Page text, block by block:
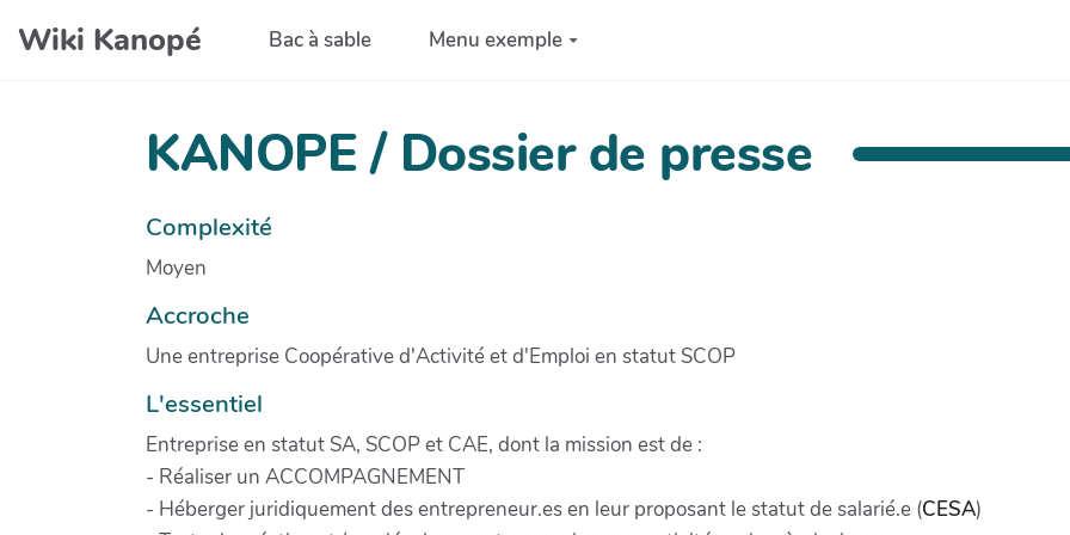
Aller au contenu principal
Wiki Kanopé Bac à sable Menu exemple
KANOPE / Dossier de presse
Complexité
Moyen
Accroche
Une entreprise Coopérative d'Activité et d'Emploi en statut SCOP
L'essentiel
Entreprise en statut SA, SCOP et CAE, dont la mission est de :
- Réaliser un ACCOMPAGNEMENT
- Héberger juridiquement des entrepreneur.es en leur proposant le statut de salarié.e (CESA)